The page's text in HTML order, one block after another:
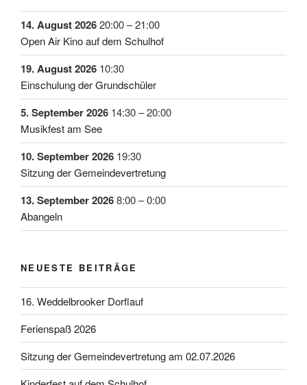
14. August 202620:00–21:00
Open Air Kino auf dem Schulhof
19. August 2026 10:30
Einschulung der Grundschüler
5. September 2026 14:30–20:00
Musikfest am See
10. September 2026 19:30
Sitzung der Gemeindevertretung
13. September 20268:00–0:00
Abangeln
NEUESTE BEITRÄGE
16. Weddelbrooker Dorflauf
Ferienspaß 2026
Sitzung der Gemeindevertretung am 02.07.2026